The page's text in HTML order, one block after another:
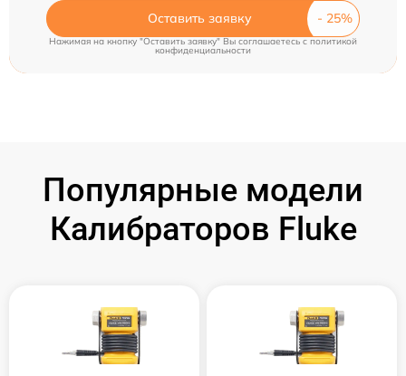
Оставить заявку
Нажимая на кнопку "Оставить заявку" Вы соглашаетесь cполитикой
конфиденциальности
Популярные модели
Калибраторов Fluke